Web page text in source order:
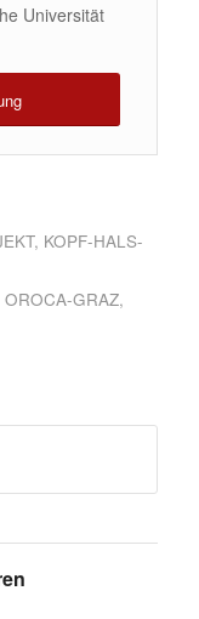
Universität
, KOPF-HALS-
OROCA-GRAZ,